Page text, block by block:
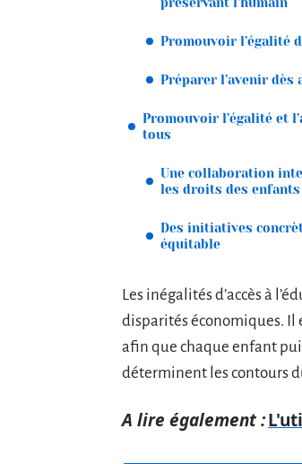
Promouvoir l’égalité
Préparer l’avenir dès
Promouvoir l’égalité et
tous
Une collaboration
les droits des enfants
Des initiatives
équitable
Les inégalités d’accès à
disparités économiques.
afin que chaque enfant
déterminent les contours
A lire également :